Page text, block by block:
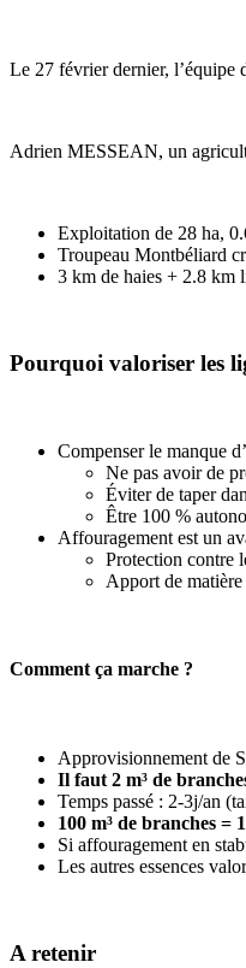
Le 27 février dernier, l’équipe
Adrien MESSEAN, un
Exploitation de 28 ha,
Troupeau Montbéliard
3 km de haies + 2.8 km
Pourquoi valoriser les
Compenser le manque
Ne pas avoir de
Éviter de taper
Être 100 %
Affouragement est un
Protection contre
Apport de
Comment ça marche ?
Approvisionnement de
Il faut 2 m³ de
Temps passé : 2-3j/an
100 m³ de branches =
Si affouragement en
Les autres essences
A retenir